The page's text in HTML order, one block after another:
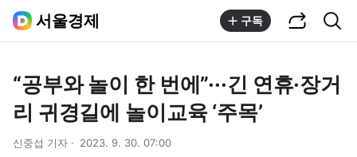
서울경제 구독
“공부와 놀이 한 번에”···긴 연휴·장거
리 귀경길에 놀이교육 ‘주목’
신중섭 기자 2023. 9. 30. 07:00